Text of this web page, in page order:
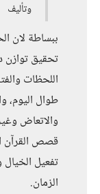
وتأليف
ببساطة لان
تحقيق توازن
اللحظات
طوال اليوم،
والاتعاض
قصص القرآن
تفعيل
الزمان.